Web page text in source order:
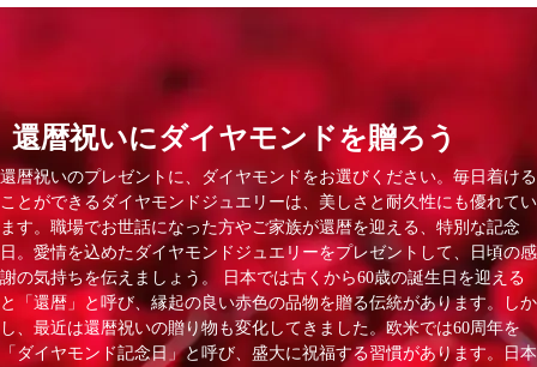
還暦祝いにダイヤモンドを贈ろう
還暦祝いのプレゼントに、ダイヤモンドをお選びください。毎日着ける
ことができるダイヤモンドジュエリーは、美しさと耐久性にも優れてい
ます。職場でお世話になった方やご家族が還暦を迎える、特別な記念
日。愛情を込めたダイヤモンドジュエリーをプレゼントして、日頃の感
謝の気持ちを伝えましょう。 日本では古くから60歳の誕生日を迎える
と「還暦」と呼び、縁起の良い赤色の品物を贈る伝統があります。しか
し、最近は還暦祝いの贈り物も変化してきました。欧米では60周年を
「ダイヤモンド記念日」と呼び、盛大に祝福する習慣があります。日本